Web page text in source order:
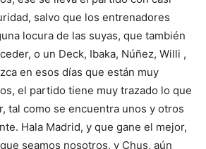
salvo que los entrenadores
locura de las suyas, que también
o un Deck, Ibaka, Núñez, Willi ,
en esos días que están muy
el partido tiene muy trazado lo que
tal como se encuentra unos y otros
Hala Madrid, y que gane el mejor,
seamos nosotros, y Chus, aún